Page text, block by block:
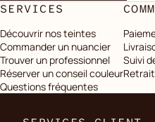
SERVICES
Découvrir nos teintes
Commander un nuancier
Trouver un professionnel
Réserver un conseil couleur
Questions fréquentes
Suivi